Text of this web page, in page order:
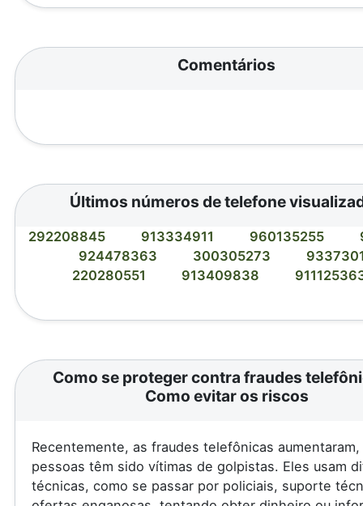
Comentários
Últimos números de telefone
292208845 913334911 960135255
924478363
300305273
220280551
913409838
Como se proteger contra fraudes
Como evitar os riscos
Recentemente, as fraudes telefônicas
pessoas têm sido vítimas de golpistas. Eles usam
técnicas, como se passar por policiais, suporte